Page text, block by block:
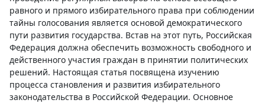
равного и прямого избирательного права при соблюдении
тайны голосования является основой демократического
пути развития государства. Встав на этот путь, Российская
Федерация должна обеспечить возможность свободного и
действенного участия граждан в принятии политических
решений. Настоящая статья посвящена изучению
процесса становления и развития избирательного
законодательства в Российской Федерации. Основное